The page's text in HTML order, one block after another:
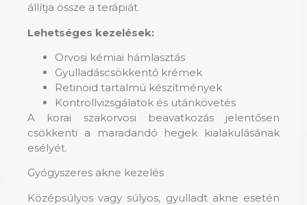
állítja össze a terápiát.
Lehetséges kezelések:
Orvosi kémiai hámlasztás
Gyulladáscsökkentő krémek
Retinoid tartalmú készítmények
Kontrollvizsgálatok és utánkövetés
A korai szakorvosi beavatkozás jelentősen
csökkenti a maradandó hegek kialakulásának
esélyét.
Gyógyszeres akne kezelés
Középsúlyos vagy súlyos, gyulladt akne esetén